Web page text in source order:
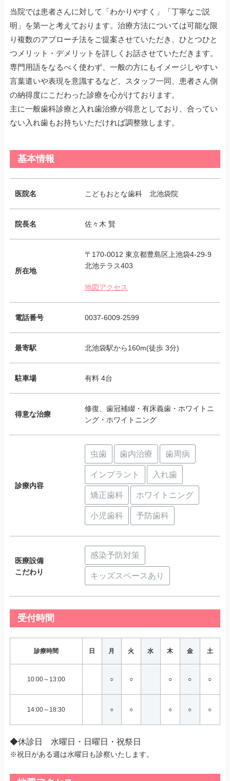
当院では患者さんに対して「わかりやすく」「丁寧なご説
明」を第一と考えております。治療方法については可能な限
り複数のアプローチ法をご提案させていただき、ひとつひと
つメリット・デメリットを詳しくお話させていただきます。
専門用語をなるべく使わず、一般の方にもイメージしやすい
言葉遣いや表現を意識するなど、スタッフ一同、患者さん側
の納得度にこだわった診療を心がけております。
主に一般歯科診療と入れ歯治療が得意としており、合ってい
ない入れ歯もお持ちいただければ調整致します。
基本情報
医院名 こどもおとな歯科 北池袋院
院長名 佐々木 賢
所在地
〒170-0012 東京都豊島区上池袋4-29-9
北池テラス403
地図アクセス
電話番号 0037-6009-2599
最寄駅 北池袋駅から160m(徒歩 3分)
駐車場 有料 4台
得意な治療
修復、歯冠補綴・有床義歯・ホワイトニ
ング・ホワイトニング
診療内容
虫歯 歯内治療 歯周病
インプラント 入れ歯
矯正歯科 ホワイトニング
小児歯科 予防歯科
医療設備
こだわり
感染予防対策
キッズスペースあり
受付時間
診療時間 日 月 火 水 木 金 土
10:00～13:00 ○ ○ ○ ○ ○
14:00～18:30 ○ ○ ○ ○ ○
◆休診日 水曜日・日曜日・祝祭日
※祝日がある週は水曜日も診察いたします。